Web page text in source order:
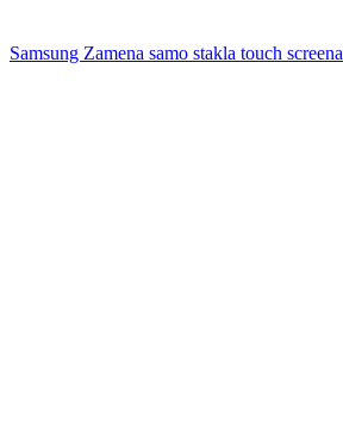
Samsung Zamena samo stakla touch screena